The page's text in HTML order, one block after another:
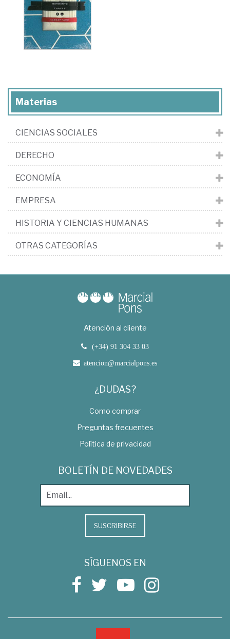
Materias
CIENCIAS SOCIALES
DERECHO
ECONOMÍA
EMPRESA
HISTORIA Y CIENCIAS HUMANAS
OTRAS CATEGORÍAS
Atención al cliente
(+34) 91 304 33 03
atencion@marcialpons.es
¿DUDAS?
Como comprar
Preguntas frecuentes
Política de privacidad
BOLETÍN DE NOVEDADES
SUSCRIBIRSE
SÍGUENOS EN